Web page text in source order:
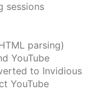
sessions
parsing)
YouTube
to Invidious
YouTube